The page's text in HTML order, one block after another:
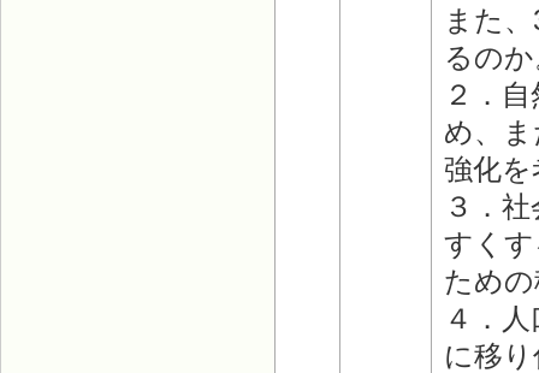
また
るの
２．
め、
強化
３．
すく
ため
４．
に移